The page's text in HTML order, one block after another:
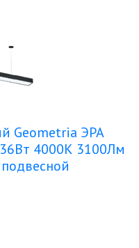
Geometria ЭРА
4000К 3100Лм